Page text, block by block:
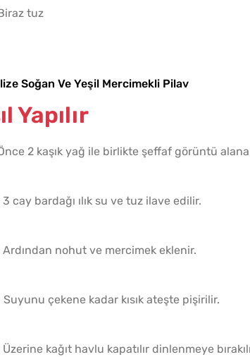
tuz
Soğan Ve Yeşil Mercimekli Pilav
Yapılır
2 kaşık yağ ile birlikte şeffaf görüntü
3 cay bardağı ılık su ve tuz ilave edilir.
Ardından nohut ve mercimek eklenir.
Suyunu çekene kadar kısık ateşte pişirilir.
Üzerine kağıt havlu kapatılır dinlenmeye